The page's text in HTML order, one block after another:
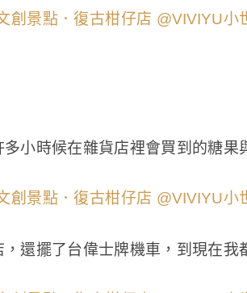
小時候在雜貨店裡會買到的糖果
還擺了台偉士牌機車，到現在我